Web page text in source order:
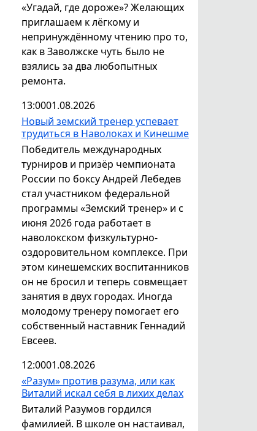
«Угадай, где дороже»? Желающих
приглашаем к лёгкому и
непринуждённому чтению про то,
как в Заволжске чуть было не
взялись за два любопытных
ремонта.
13:0001.08.2026
Новый земский тренер успевает
трудиться в Наволоках и Кинешме
Победитель международных
турниров и призёр чемпионата
России по боксу Андрей Лебедев
стал участником федеральной
программы «Земский тренер» и с
июня 2026 года работает в
наволокском физкультурно-
оздоровительном комплексе. При
этом кинешемских воспитанников
он не бросил и теперь совмещает
занятия в двух городах. Иногда
молодому тренеру помогает его
собственный наставник Геннадий
Евсеев.
12:0001.08.2026
«Разум» против разума, или как
Виталий искал себя в лихих делах
Виталий Разумов гордился
фамилией. В школе он настаивал,